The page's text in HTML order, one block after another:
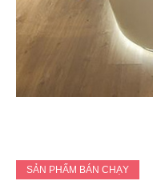
SẢN PHẨM BÁN CHẠY